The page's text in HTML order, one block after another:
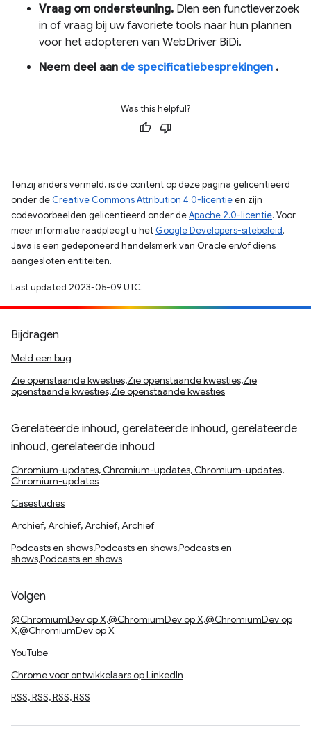
Vraag om ondersteuning. Dien een functieverzoek
in of vraag bij uw favoriete tools naar hun plannen
voor het adopteren van WebDriver BiDi.
Neem deel aan de specificatiebesprekingen .
Was this helpful?
Tenzij anders vermeld, is de content op deze pagina gelicentieerd
onder de Creative Commons Attribution 4.0-licentieen zijn
codevoorbeelden gelicentieerd onder deApache 2.0-licentie. Voor
meer informatie raadpleegt u het Google Developers-sitebeleid.
Java is een gedeponeerd handelsmerk van Oracle en/of diens
aangesloten entiteiten.
Last updated 2023-05-09 UTC.
Bijdragen
Meld een bug
Zie openstaande kwesties,Zie openstaande kwesties,Zie
openstaande kwesties,Zie openstaande kwesties
Gerelateerde inhoud, gerelateerde inhoud, gerelateerde
inhoud, gerelateerde inhoud
Chromium-updates, Chromium-updates, Chromium-updates,
Chromium-updates
Casestudies
Archief, Archief, Archief, Archief
Podcasts en shows,Podcasts en shows,Podcasts en
shows,Podcasts en shows
Volgen
@ChromiumDev op X,@ChromiumDev op X,@ChromiumDev op
X,@ChromiumDev op X
YouTube
Chrome voor ontwikkelaars op LinkedIn
RSS, RSS, RSS, RSS